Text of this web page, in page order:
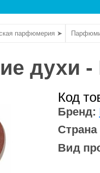
парфюмерия ➤
духи -
Код
Бренд:
Вид